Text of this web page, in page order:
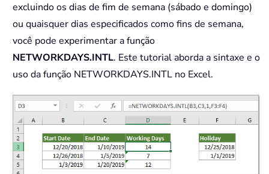
excluindo os dias de fim de semana (sábado e domingo)
ou quaisquer dias especificados como fins de semana,
você pode experimentar a função
NETWORKDAYS.INTL. Este tutorial aborda a sintaxe e o
uso da função NETWORKDAYS.INTL no Excel.